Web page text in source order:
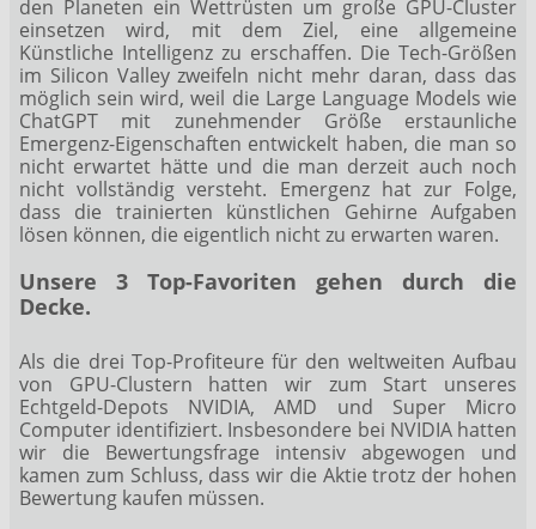
den Planeten ein Wettrüsten um große GPU-Cluster
einsetzen wird, mit dem Ziel, eine allgemeine
Künstliche Intelligenz zu erschaffen. Die Tech-Größen
im Silicon Valley zweifeln nicht mehr daran, dass das
möglich sein wird, weil die Large Language Models wie
ChatGPT mit zunehmender Größe erstaunliche
Emergenz-Eigenschaften entwickelt haben, die man so
nicht erwartet hätte und die man derzeit auch noch
nicht vollständig versteht. Emergenz hat zur Folge,
dass die trainierten künstlichen Gehirne Aufgaben
lösen können, die eigentlich nicht zu erwarten waren.
Unsere 3 Top-Favoriten gehen durch die
Decke.
Als die drei Top-Profiteure für den weltweiten Aufbau
von GPU-Clustern hatten wir zum Start unseres
Echtgeld-Depots NVIDIA, AMD und Super Micro
Computer identifiziert. Insbesondere bei NVIDIA hatten
wir die Bewertungsfrage intensiv abgewogen und
kamen zum Schluss, dass wir die Aktie trotz der hohen
Bewertung kaufen müssen.